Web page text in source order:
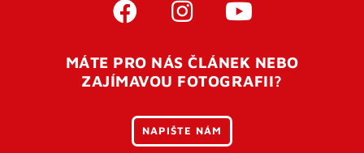
MÁTE PRO NÁS ČLÁNEK NEBO
ZAJÍMAVOU FOTOGRAFII?
NAPIŠTE NÁM